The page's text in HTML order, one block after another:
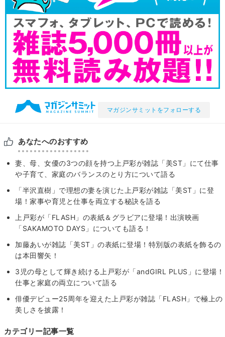
マガジンサミットをフォローする
あなたへのおすすめ
妻、母、女優の3つの顔を持つ上戸彩が雑誌「美ST」にて仕事
や子育て、家庭のバランスのとり方について語る
「半沢直樹」で理想の妻を演じた上戸彩が雑誌「美ST」に登
場！家事や育児と仕事を両立する秘訣を語る
上戸彩が「FLASH」の表紙＆グラビアに登場！出演映画
「SAKAMOTO DAYS」についても語る！
加藤あいが雑誌「美ST」の表紙に登場！特別版の表紙を飾るの
は本田響矢！
3児の母として輝き続ける上戸彩が「andGIRL PLUS」に登場！
仕事と家庭の両立について語る
俳優デビュー25周年を迎えた上戸彩が雑誌「FLASH」で極上の
美しさを披露！
カテゴリー記事一覧